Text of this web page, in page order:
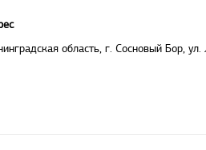
область, г. Сосновый Бор,